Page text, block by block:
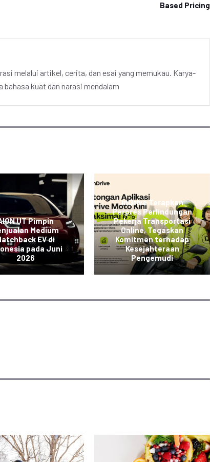
Based Pricing
melalui artikel, cerita, dan esai yang memukau. Karya-
bahasa kuat dan narasi mendalam
UT Pimpin
Medium
EV di
pada Juni
2026
inDrive Terapkan
Perpres Perlindungan
Pekerja Transportasi
Online, Tegaskan
Komitmen terhadap
Kesejahteraan
Pengemudi